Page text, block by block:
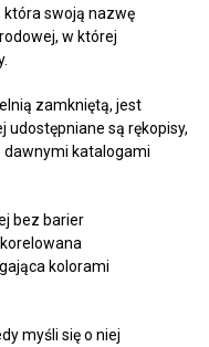
która swoją nazwę
w której
zamkniętą, jest
udostępniane są rękopisy,
dawnymi katalogami
bez barier
kolorami
myśli się o niej